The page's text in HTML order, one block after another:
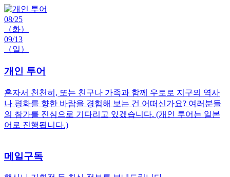
08/25
（화）
09/13
（일）
개인 투어
혼자서 천천히, 또는 친구나 가족과 함께 우토로 지구의 역사
나 평화를 향한 바람을 경험해 보는 건 어떠신가요? 여러분들
의 참가를 진심으로 기다리고 있겠습니다. (개인 투어는 일본
어로 진행됩니다.)
메일구독